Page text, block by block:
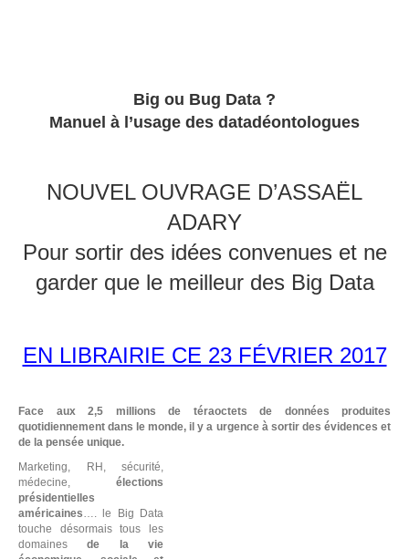
o
o
n
Big ou Bug Data ?
Manuel à l’usage des datadéontologues
NOUVEL OUVRAGE D’ASSAËL
ADARY
Pour sortir des idées convenues et ne
garder que le meilleur des Big Data
EN LIBRAIRIE CE 23 FÉVRIER 2017
Face aux 2,5 millions de téraoctets de données produites
quotidiennement dans le monde, il y a urgence à sortir des évidences et
de la pensée unique.
Marketing, RH, sécurité,
médecine, élections
présidentielles
américaines…. le Big Data
touche désormais tous les
domainesde la vie